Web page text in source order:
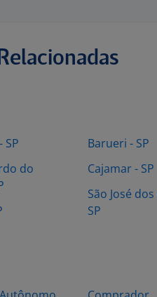
SP
do
Barueri - SP
Cajamar - SP
São José
SP